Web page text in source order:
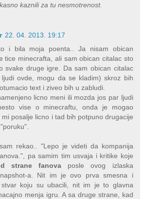
kaznili za tu nesmotrenost.
22. 04. 2013. 19:17
i bila moja poenta.. Ja nisam obican
tice minecrafta, ali sam obican citalac sto
svake druge igre. Da sam obican citalac
ljudi ovde, mogu da se kladim) skroz bih
text i ziveo bih u zabludi.
licno meni ili mozda jos par ljudi
vise o minecraftu, onda je mogao
posalje licno i tad bih potpuno drugacije
rekao.. "Lepo je videti da kompanija
pa samim tim usvaja i kritike koje
strane fanova posle ovog izlaska
a. Nit im je ovo prva smesna i
stvar koju su ubacili, nit im je to glavna
menja igru. A sa druge strane, kad